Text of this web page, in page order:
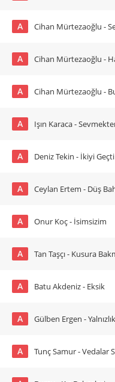
A Cihan Mürtezaoğlu -
A Cihan Mürtezaoğlu -
A Cihan Mürtezaoğlu -
A Işın Karaca -
A Deniz Tekin - İkiyi Geçti
A Ceylan Ertem - Düş
A Onur Koç - İsimsizim
A Tan Taşçı - Kusura
A Batu Akdeniz - Eksik
A Gülben Ergen - Yalnızlık
A Tunç Samur - Vedalar